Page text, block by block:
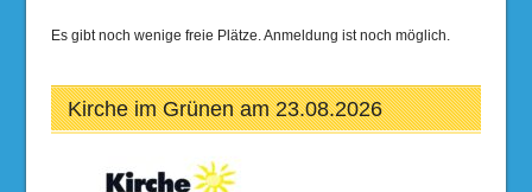
Es gibt noch wenige freie Plätze. Anmeldung ist noch möglich.
Kirche im Grünen am 23.08.2026